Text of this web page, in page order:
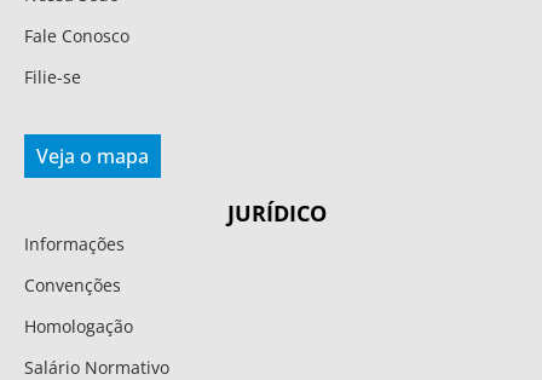
Fale Conosco
Filie-se
Veja o mapa
JURÍDICO
Informações
Convenções
Homologação
Salário Normativo